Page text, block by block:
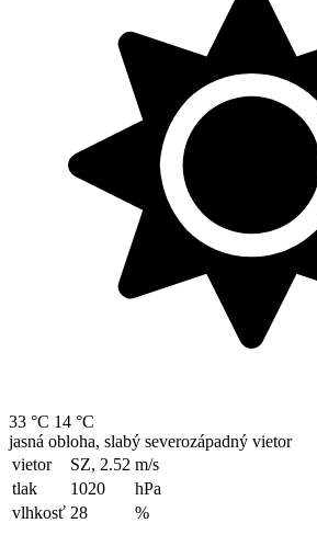
33 °C 14 °C
jasná obloha, slabý severozápadný vietor
vietor
SZ, 2.52 m/s
tlak
1020
hPa
vlhkosť 28 %